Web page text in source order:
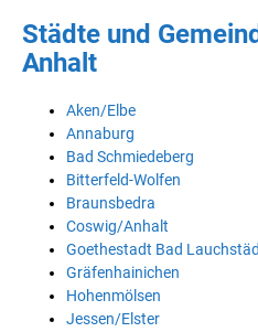
Städte und
Anhalt
Aken/Elbe
Annaburg
Bad Schmiedeberg
Bitterfeld-Wolfen
Braunsbedra
Coswig/Anhalt
Goethestadt Bad
Gräfenhainichen
Hohenmölsen
Jessen/Elster